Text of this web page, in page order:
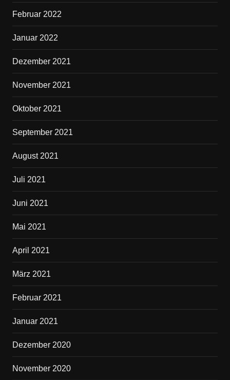
Februar 2022
Januar 2022
Dezember 2021
November 2021
Oktober 2021
September 2021
August 2021
Juli 2021
Juni 2021
Mai 2021
April 2021
März 2021
Februar 2021
Januar 2021
Dezember 2020
November 2020